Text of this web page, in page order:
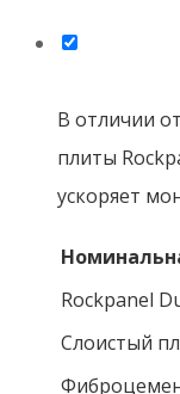
В отличии
плиты
ускоряет
Rockpanel
Слоистый